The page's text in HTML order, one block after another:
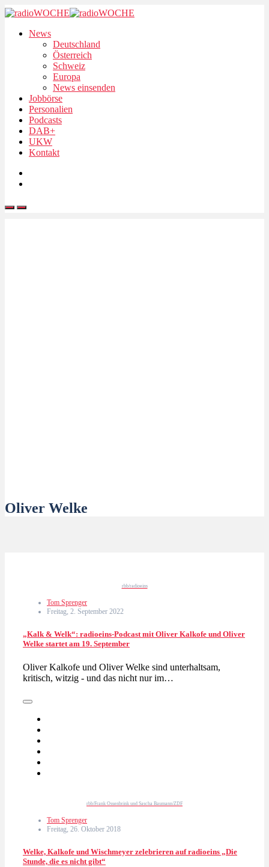
News
Deutschland
Österreich
Schweiz
Europa
News einsenden
Jobbörse
Personalien
Podcasts
DAB+
UKW
Kontakt
Oliver Welke
rbb/radioeins
Tom Sprenger
Freitag, 2. September 2022
„Kalk & Welk“: radioeins-Podcast mit Oliver Kalkofe und Oliver
Welke startet am 19. September
Oliver Kalkofe und Oliver Welke sind unterhaltsam,
kritisch, witzig - und das nicht nur im…
rbb/Frank Ossenbrink und Sascha Baumann/ZDF
Tom Sprenger
Freitag, 26. Oktober 2018
Welke, Kalkofe und Wischmeyer zelebrieren auf radioeins „Die
Stunde, die es nicht gibt“